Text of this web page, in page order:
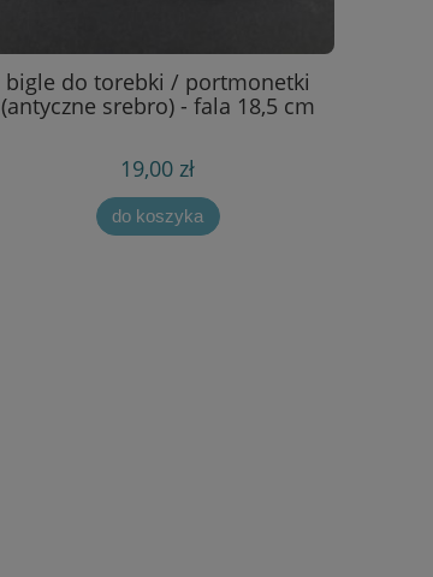
bigle do torebki / portmonetki
(antyczne srebro) - fala 18,5 cm
19,00 zł
do koszyka